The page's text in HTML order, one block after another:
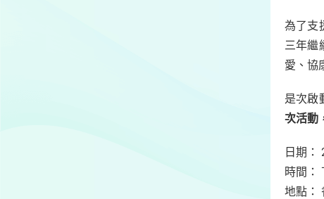
為了支
三年繼
愛、協
是次啟
次活動
日期：
時間：
地點：